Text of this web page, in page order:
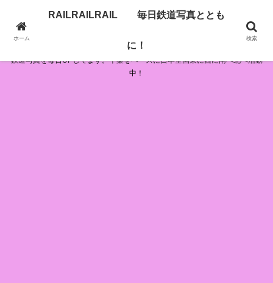
RAILRAILRAIL 毎日鉄道写真とともに！
鉄道写真を毎日UPしてます。千葉をベースに日本全国東に西に南へ北へ活動
中！
ホーム
RAILRAILRAIL 毎日鉄道写真ととも
に！
検索